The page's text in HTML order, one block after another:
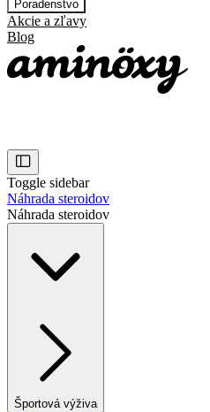
Poradenstvo
Akcie a zľavy
Blog
Toggle sidebar
Náhrada steroidov
Náhrada steroidov
Športová výživa